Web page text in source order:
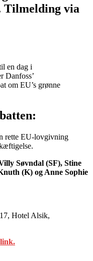
Tilmelding via
en dag i
Danfoss’
om EU’s grønne
rette EU-lovgivning
Søvndal (SF), Stine
(K) og Anne Sophie
Hotel Alsik,
link.